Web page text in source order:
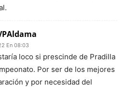
En 08:03
loco si prescinde de Pradilla
Por ser de los mejores
y por necesidad del